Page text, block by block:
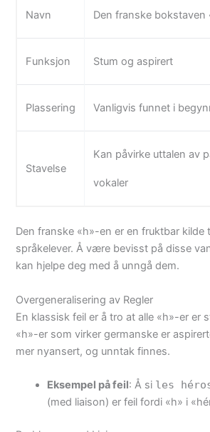
Navn Den franske bokstaven
Funksjon Stum og aspirert
Plassering Vanligvis funnet i
Stavelse
Kan påvirke uttalen av
vokaler
Den franske «h»-en er en fruktbar kilde
språkelever. Å være bevisst på disse
kan hjelpe deg med å unngå dem.
Overgeneralisering av Regler
En klassisk feil er å tro at alle «h»-er er
«h»-er som virker germanske er
mer nyansert, og unntak finnes.
Eksempel på feil: Å si les
(med liaison) er feil fordi «h» i